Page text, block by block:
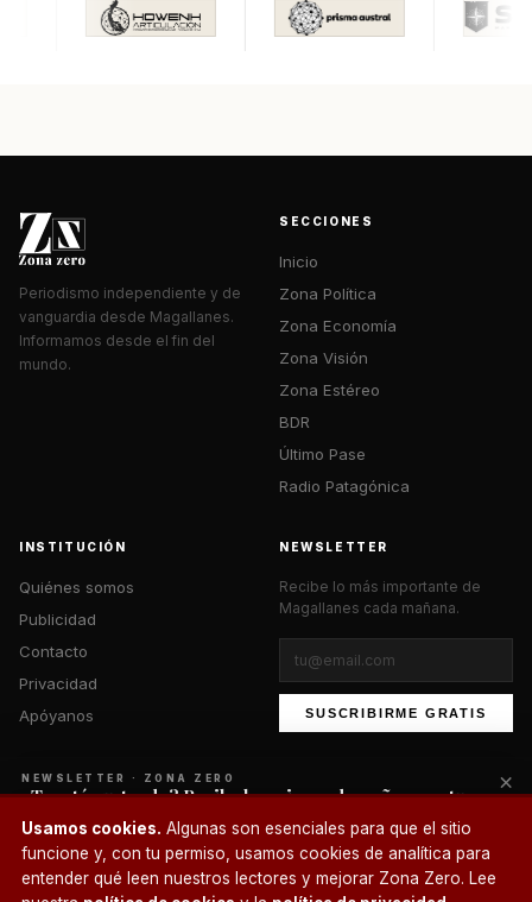
Periodismo independiente y de
vanguardia desde Magallanes.
Informamos desde el fin del
mundo.
SECCIONES
Inicio
Zona Política
Zona Economía
Zona Visión
Zona Estéreo
BDR
Último Pase
Radio Patagónica
INSTITUCIÓN
Quiénes somos
Publicidad
Contacto
Privacidad
Apóyanos
NEWSLETTER
Recibe lo más importante de
Magallanes cada mañana.
SUSCRIBIRME GRATIS
© 2026 Zona Zero Media. Todos los derechos reservados.
Usamos cookies. Algunas son esenciales para que el sitio
funcione y, con tu permiso, usamos cookies de analítica para
entender qué leen nuestros lectores y mejorar Zona Zero. Lee
¿Un café?
NEWSLETTER · ZONA ZERO
¿Te está gustando? Recibe lo mejor cada mañana en tu
correo.
SUSCRIBIRME
×